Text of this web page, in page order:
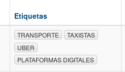
Etiquetas
TRANSPORTE
TAXISTAS
UBER
PLATAFORMAS DIGITALES